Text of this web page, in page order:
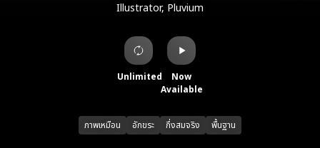
Illustrator, Pluvium
Unlimited
Now
Available
ภาพเหมือน อักขระ กึ่งสมจริง พื้นฐาน